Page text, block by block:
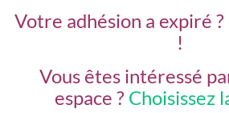
Votre adhésion a expiré ?
!
Vous êtes intéressé
espace ? Choisissez